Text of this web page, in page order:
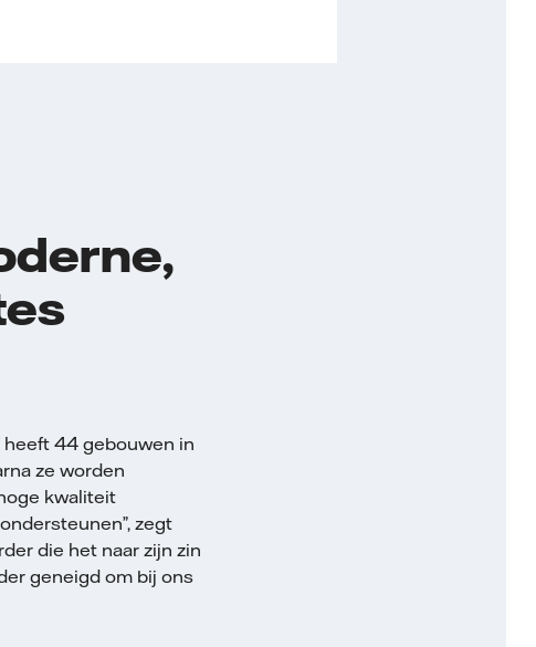
44 gebouwen in
ze worden
kwaliteit
zegt
die het naar zijn zin
geneigd om bij ons